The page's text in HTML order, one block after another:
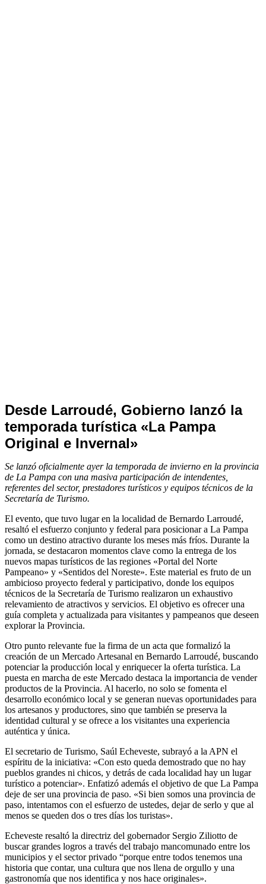
Noticias
de
Turismo
Desde Larroudé, Gobierno lanzó la
temporada turística «La Pampa
Original e Invernal»
Se lanzó oficialmente ayer la temporada de invierno en la provincia
de La Pampa con una masiva participación de intendentes,
referentes del sector, prestadores turísticos y equipos técnicos de la
Secretaría de Turismo.
El evento, que tuvo lugar en la localidad de Bernardo Larroudé,
resaltó el esfuerzo conjunto y federal para posicionar a La Pampa
como un destino atractivo durante los meses más fríos. Durante la
jornada, se destacaron momentos clave como la entrega de los
nuevos mapas turísticos de las regiones «Portal del Norte
Pampeano» y «Sentidos del Noreste». Este material es fruto de un
ambicioso proyecto federal y participativo, donde los equipos
técnicos de la Secretaría de Turismo realizaron un exhaustivo
relevamiento de atractivos y servicios. El objetivo es ofrecer una
guía completa y actualizada para visitantes y pampeanos que deseen
explorar la Provincia.
Otro punto relevante fue la firma de un acta que formalizó la
creación de un Mercado Artesanal en Bernardo Larroudé, buscando
potenciar la producción local y enriquecer la oferta turística. La
puesta en marcha de este Mercado destaca la importancia de vender
productos de la Provincia. Al hacerlo, no solo se fomenta el
desarrollo económico local y se generan nuevas oportunidades para
los artesanos y productores, sino que también se preserva la
identidad cultural y se ofrece a los visitantes una experiencia
auténtica y única.
El secretario de Turismo, Saúl Echeveste, subrayó a la APN el
espíritu de la iniciativa: «Con esto queda demostrado que no hay
pueblos grandes ni chicos, y detrás de cada localidad hay un lugar
turístico a potenciar». Enfatizó además el objetivo de que La Pampa
deje de ser una provincia de paso. «Si bien somos una provincia de
paso, intentamos con el esfuerzo de ustedes, dejar de serlo y que al
menos se queden dos o tres días los turistas».
Echeveste resaltó la directriz del gobernador Sergio Ziliotto de
buscar grandes logros a través del trabajo mancomunado entre los
municipios y el sector privado “porque entre todos tenemos una
historia que contar, una cultura que nos llena de orgullo y una
gastronomía que nos identifica y nos hace originales».